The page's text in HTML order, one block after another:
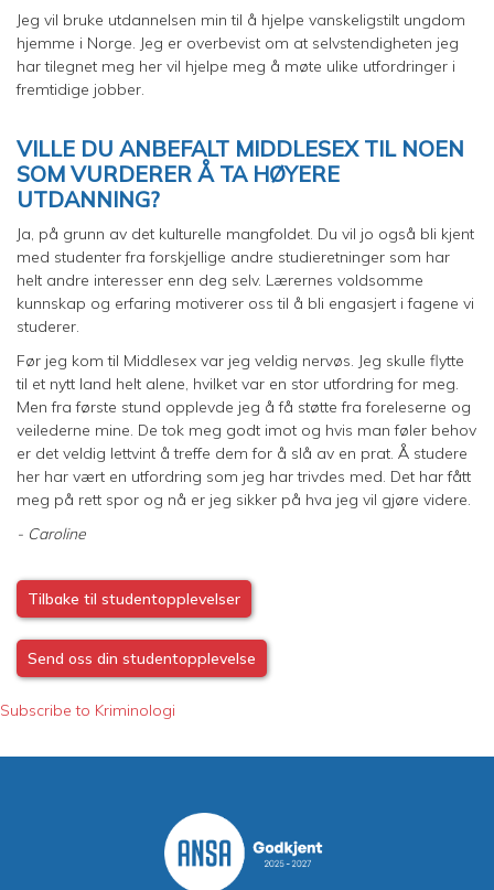
Jeg vil bruke utdannelsen min til å hjelpe vanskeligstilt ungdom
hjemme i Norge. Jeg er overbevist om at selvstendigheten jeg
har tilegnet meg her vil hjelpe meg å møte ulike utfordringer i
fremtidige jobber.
VILLE DU ANBEFALT MIDDLESEX TIL NOEN
SOM VURDERER Å TA HØYERE
UTDANNING?
Ja, på grunn av det kulturelle mangfoldet. Du vil jo også bli kjent
med studenter fra forskjellige andre studieretninger som har
helt andre interesser enn deg selv. Lærernes voldsomme
kunnskap og erfaring motiverer oss til å bli engasjert i fagene vi
studerer.
Før jeg kom til Middlesex var jeg veldig nervøs. Jeg skulle flytte
til et nytt land helt alene, hvilket var en stor utfordring for meg.
Men fra første stund opplevde jeg å få støtte fra foreleserne og
veilederne mine. De tok meg godt imot og hvis man føler behov
er det veldig lettvint å treffe dem for å slå av en prat. Å studere
her har vært en utfordring som jeg har trivdes med. Det har fått
meg på rett spor og nå er jeg sikker på hva jeg vil gjøre videre.
- Caroline
Tilbake til studentopplevelser
Send oss din studentopplevelse
Subscribe to Kriminologi